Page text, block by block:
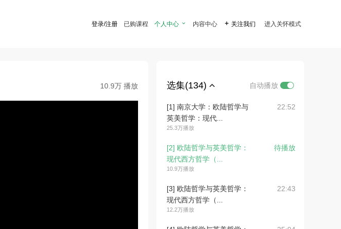
登录/注册 已购课程 个人中心  内容中心  关注我们 进入关怀模式
10.9万 播放 选集(134) 自动播放
[1] 南京大学：欧陆哲学与
英美哲学：现代...
25.3万播放
22:52
[2] 欧陆哲学与英美哲学：
现代西方哲学（...
10.9万播放
待播放
[3] 欧陆哲学与英美哲学：
现代西方哲学（...
12.2万播放
22:43